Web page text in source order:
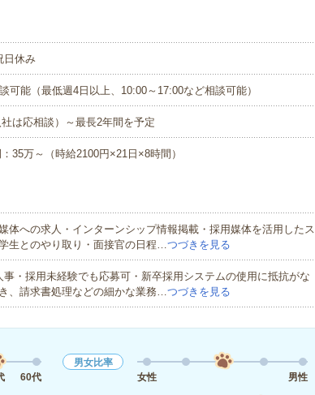
日休み
能（最低週4日以上、10:00～17:00など相談可能）
は応相談）～最長2年間を予定
35万～（時給2100円×21日×8時間）
体への求人・インターンシップ情報掲載・採用媒体を活用したス
生とのやり取り・面接官の日程…つづきを見る
事・採用未経験でも応募可・新卒採用システムの使用に抵抗がな
、請求書処理などの細かな業務…つづきを見る
60代
男女比率
女性
男性